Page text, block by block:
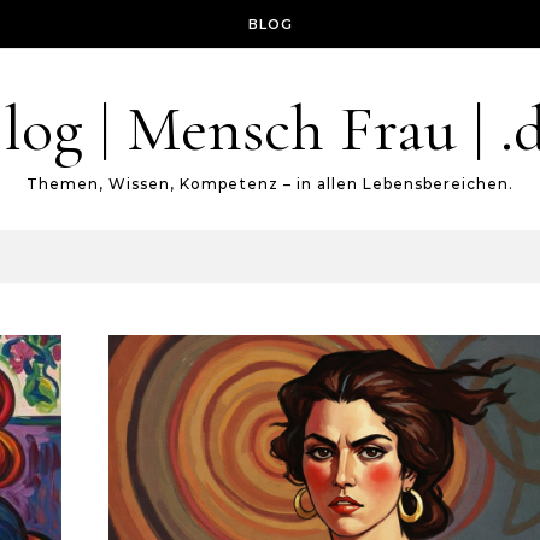
BLOG
| Mensch Frau |
Themen, Wissen, Kompetenz – in allen Lebensbereichen.